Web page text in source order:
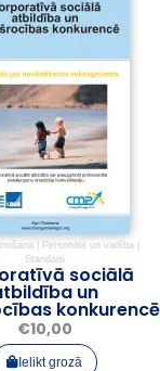
Personāls un vadība
Standarti
sociālā
un
konkurencē
€10,00
Ielikt grozā